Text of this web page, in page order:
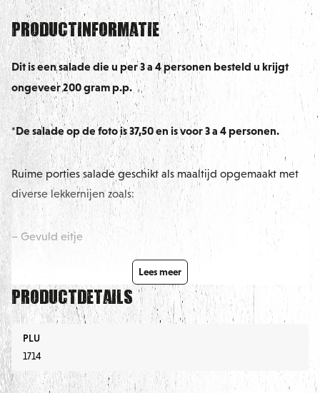
Productinformatie
Dit is een salade die u per 3 a 4 personen besteld u krijgt
ongeveer 200 gram p.p.
*De salade op de foto is 37,50 en is voor 3 a 4 personen.
Ruime porties salade geschikt als maaltijd opgemaakt met
diverse lekkernijen zoals:
– Gevuld eitje
– Cervelaatworst
Lees meer
Productdetails
PLU
1714